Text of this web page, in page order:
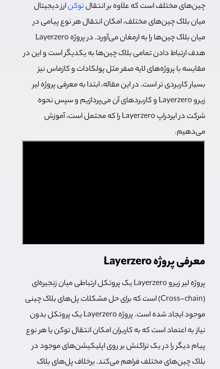
چین‌های مختلف است که علاوه بر انتقالتوکن‌ارز دیجیتال
میان بلاک چین‌های مختلف، امکان انتقال هر نوع پیامی در
میان بلاک چین‌ها را به ارمغان می‌آورد. در پروژه Layerzero
هدف ارتباط دادن تمامی بلاک چین‌ها به یکدیگر است و این در
مقایسه با پروژه‌های لایه صفر مثل پولکادات و کازماس نیز
بسیار کاربردی تر است. در این مقاله، ابتدا به معرفی پروژه لیر
زیرو Layerzero و کاربردهای آن می‌پردازیم و سپس نحوه
شرکت در ایردراپ Layerzero را که محتمل است، آموزش
می‌دهیم.
معرفی پروژه Layerzero
پروژه لیر زیرو Layerzero یک پروتکل ارتباطی میان زنجیره‌ای
(Cross-chain) است که برای حل مشکلات پل‌های بلاک چینی
موجود ایجاد شده است. پروژه Layerzero یک پروتکل بدون
نیاز به اعتماد است که به کاربران امکان انتقال توکن یا هر نوع
پیام دیگر را در یک تراکنش بر روی اپلیکیشن‌های موجود در
بلاک چین‌های مختلف فراهم می‌کند. برخلاف پل‌های بلاک